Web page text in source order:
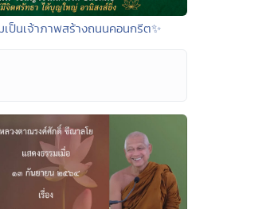
ป็นเจ้าภาพสร้างถนนคอนกรีต✨